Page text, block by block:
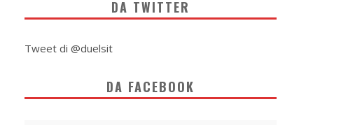
DA TWITTER
Tweet di @duelsit
DA FACEBOOK